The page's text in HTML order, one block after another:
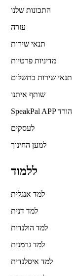
התכונות שלנו
עזרה
תנאי שירות
מדיניות פרטיות
תנאי שירות בתשלום
שותף איתנו
SpeakPal APP הורד
לעסקים
למען החינוך
ללמוד
למד אנגלית
למד דנית
למד הולנדית
למד גרמנית
למד איסלנדית